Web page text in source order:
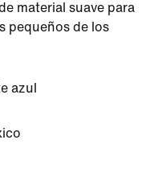
material suave para
pequeños de los
azul